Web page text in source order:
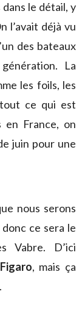
le détail, y
l’avait déjà vu
des bateaux
La
les foils, les
ce qui est
France, on
juin pour une
nous serons
ce sera le
Vabre. D’ici
, mais ça